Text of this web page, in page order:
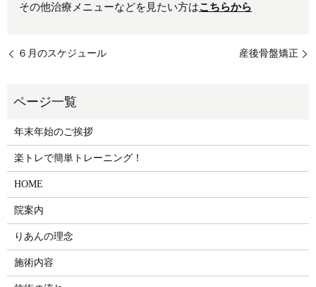
その他治療メニューなどを見たい方はこちらから
６月のスケジュール 産後骨盤矯正
年末年始のご挨拶
楽トレで簡単トレーニング！
HOME
院案内
りあんの理念
施術内容